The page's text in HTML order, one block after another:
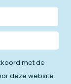
met de
deze website.